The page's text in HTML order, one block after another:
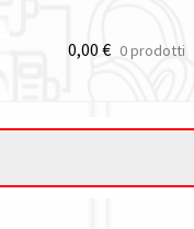
0,00 € 0 prodotti